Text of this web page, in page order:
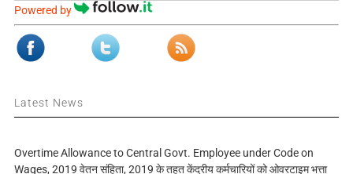
Powered by
Latest News
Overtime Allowance to Central Govt. Employee under Code on
Wages, 2019 वेतन संहिता, 2019 के तहत केंद्रीय कर्मचारियों को ओवरटाइम भत्ता